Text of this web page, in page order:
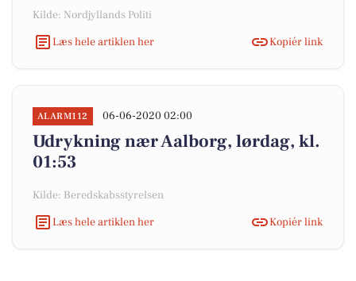
Kilde: Nordjyllands Politi
Læs hele artiklen her
Kopiér link
ALARM112 06-06-2020 02:00
Udrykning nær Aalborg, lørdag, kl.
01:53
Kilde: Beredskabsstyrelsen
Læs hele artiklen her
Kopiér link